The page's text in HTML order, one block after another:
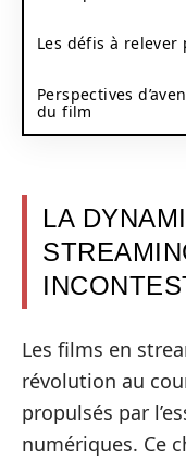
Les défis à
Perspectives
du film
LA
Les films en
révolution au
propulsés par
numériques. Ce